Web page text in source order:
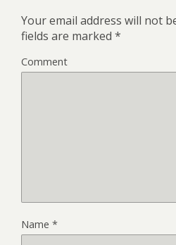
Your email address will not
fields are marked *
Comment
Name *